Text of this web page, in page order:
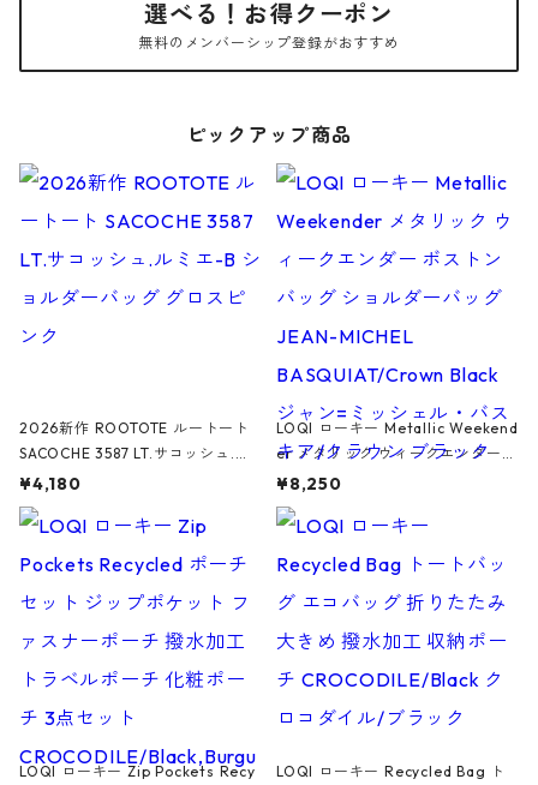
選べる！お得クーポン
無料のメンバーシップ登録がおすすめ
ピックアップ商品
2026新作 ROOTOTE ルートート
SACOCHE 3587 LT.サコッシュ.ル
ミエ-B ショルダーバッグ グロスピ
ンク
¥4,180
LOQI ローキー Metallic Weekend
er メタリック ウィークエンダー
ボストンバッグ ショルダーバッグ
JEAN-MICHEL BASQUIAT/Crown
Black ジャン=ミッシェル・バスキ
ア/クラウン ブラック
¥8,250
LOQI ローキー Zip Pockets Recy
LOQI ローキー Recycled Bag ト